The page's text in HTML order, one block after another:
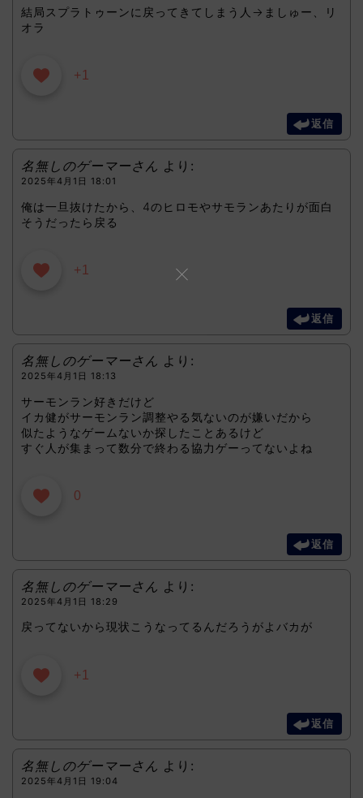
結局スプラトゥーンに戻ってきてしまう人→ましゅー、リ
オラ
+1
返信
名無しのゲーマーさん より:
2025年4月1日 18:01
俺は一旦抜けたから、4のヒロモやサモランあたりが面白
そうだったら戻る
+1
返信
名無しのゲーマーさん より:
2025年4月1日 18:13
サーモンラン好きだけど
イカ健がサーモンラン調整やる気ないのが嫌いだから
似たようなゲームないか探したことあるけど
すぐ人が集まって数分で終わる協力ゲーってないよね
0
返信
名無しのゲーマーさん より:
2025年4月1日 18:29
戻ってないから現状こうなってるんだろうがよバカが
+1
返信
名無しのゲーマーさん より:
2025年4月1日 19:04